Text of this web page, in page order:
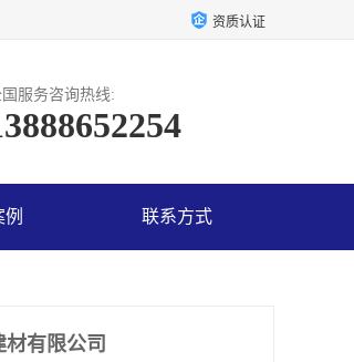
资质认证
服务咨询热线:
联系方式
有限公司